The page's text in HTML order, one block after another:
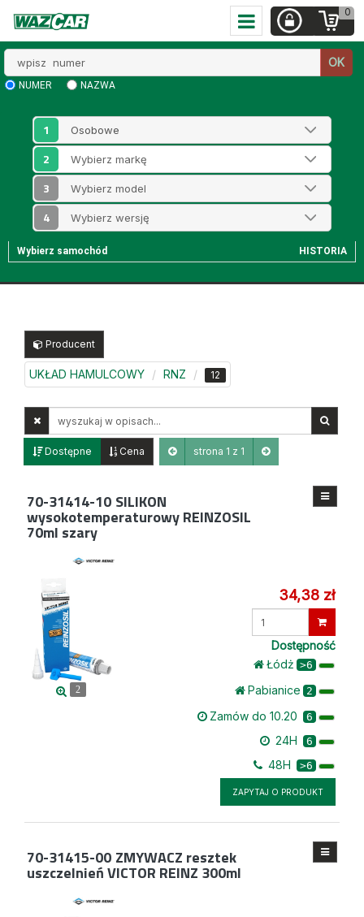
0
numer
OK
NUMER NAZWA
1
2
3
4
Wybierz samochód HISTORIA
Producent
UKŁAD HAMULCOWY RNZ 12
opisach
Dostępne Cena strona 1 z 1
70-31414-10 SILIKON
wysokotemperaturowy REINZOSIL
70ml szary
2
34,38 zł
Dostępność
Łódż >6
Pabianice 2
Zamów do 10.20 6
24H 6
48H >6
ZAPYTAJ O PRODUKT
70-31415-00 ZMYWACZ resztek
uszczelnień VICTOR REINZ 300ml